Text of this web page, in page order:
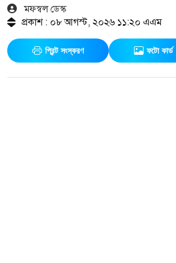
মফস্বল ডেস্ক
প্রকাশ : ০৮ আগস্ট, ২০২৬ ১১:২০ এএম
প্রিন্ট সংস্করণ ফটো কার্ড